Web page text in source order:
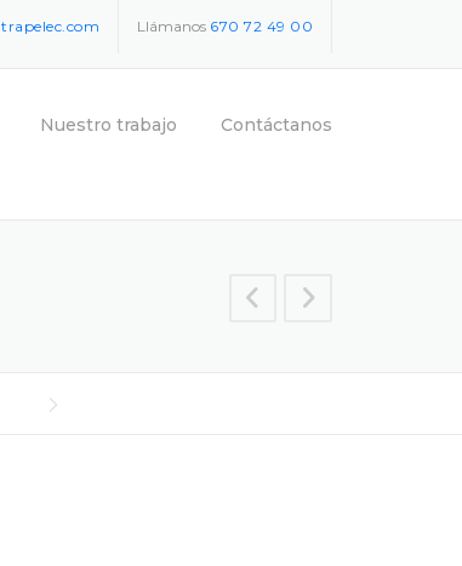
Llámanos 670 72 49 00
Nuestro trabajo Contáctanos